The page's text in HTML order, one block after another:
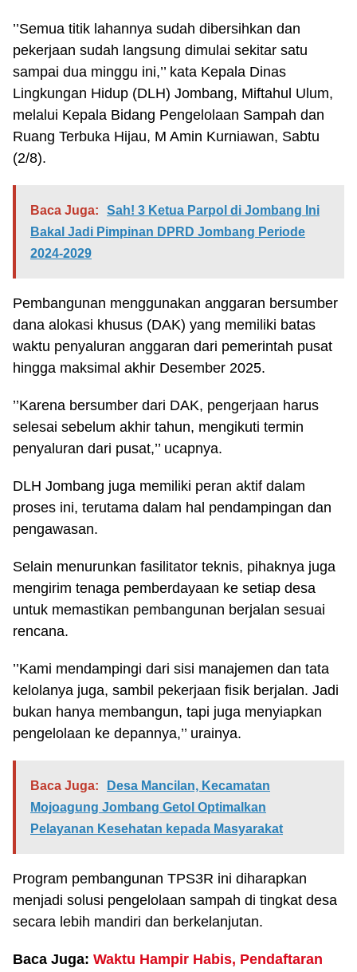
’’Semua titik lahannya sudah dibersihkan dan
pekerjaan sudah langsung dimulai sekitar satu
sampai dua minggu ini,’’ kata Kepala Dinas
Lingkungan Hidup (DLH) Jombang, Miftahul Ulum,
melalui Kepala Bidang Pengelolaan Sampah dan
Ruang Terbuka Hijau, M Amin Kurniawan, Sabtu
(2/8).
Baca Juga:
Sah! 3 Ketua Parpol di Jombang Ini
Bakal Jadi Pimpinan DPRD Jombang Periode
2024-2029
Pembangunan menggunakan anggaran bersumber
dana alokasi khusus (DAK) yang memiliki batas
waktu penyaluran anggaran dari pemerintah pusat
hingga maksimal akhir Desember 2025.
’’Karena bersumber dari DAK, pengerjaan harus
selesai sebelum akhir tahun, mengikuti termin
penyaluran dari pusat,’’ ucapnya.
DLH Jombang juga memiliki peran aktif dalam
proses ini, terutama dalam hal pendampingan dan
pengawasan.
Selain menurunkan fasilitator teknis, pihaknya juga
mengirim tenaga pemberdayaan ke setiap desa
untuk memastikan pembangunan berjalan sesuai
rencana.
’’Kami mendampingi dari sisi manajemen dan tata
kelolanya juga, sambil pekerjaan fisik berjalan. Jadi
bukan hanya membangun, tapi juga menyiapkan
pengelolaan ke depannya,’’ urainya.
Baca Juga:
Desa Mancilan, Kecamatan
Mojoagung Jombang Getol Optimalkan
Pelayanan Kesehatan kepada Masyarakat
Program pembangunan TPS3R ini diharapkan
menjadi solusi pengelolaan sampah di tingkat desa
secara lebih mandiri dan berkelanjutan.
Baca Juga: Waktu Hampir Habis, Pendaftaran